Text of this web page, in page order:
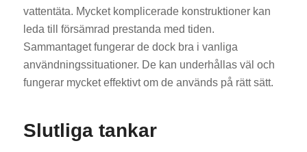
vattentäta. Mycket komplicerade konstruktioner kan
leda till försämrad prestanda med tiden.
Sammantaget fungerar de dock bra i vanliga
användningssituationer. De kan underhållas väl och
fungerar mycket effektivt om de används på rätt sätt.
Slutliga tankar